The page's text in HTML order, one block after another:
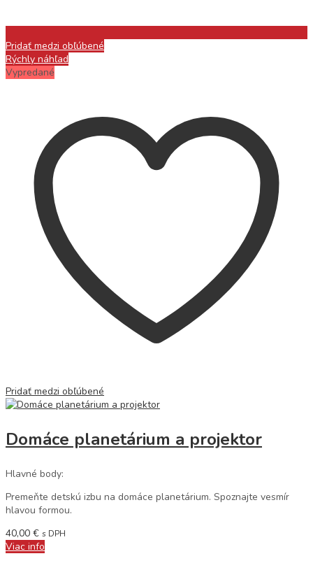
Pridať medzi obľúbené
Rýchly náhľad
Vypredané
Pridať medzi obľúbené
Domáce planetárium a projektor
Hlavné body:
Premeňte detskú izbu na domáce planetárium. Spoznajte vesmír
hlavou formou.
40,00 € s DPH
Viac info